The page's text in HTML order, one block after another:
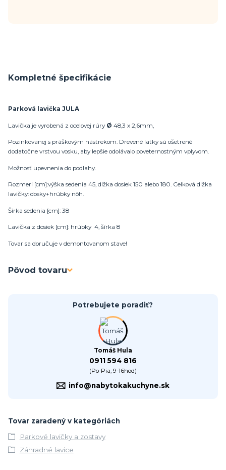
Kompletné špecifikácie
Parková lavička JULA
Lavička je vyrobená z ocelovej rúry Ø 48,3 x 2,6mm,
Pozinkovanej s práškovým nástrekom. Drevené latky sú ošetrené
dodatočne vrstvou vosku, aby lepšie odolávalo poveternostným vplyvom.
Možnosť upevnenia do podlahy.
Rozmeri [cm]:výška sedenia 45, dľžka dosiek 150 alebo 180. Celková dľžka
lavičky: dosky+hrúbky nôh.
Šírka sedenia [cm]: 38
Lavička z dosiek [cm]: hrúbky 4, šírka 8
Tovar sa doručuje v demontovanom stave!
Pôvod tovaru
Potrebujete poradiť?
Tomáš Hula
0911 594 816
(Po-Pia, 9-16hod)
info@nabytokakuchyne.sk
Tovar zaradený v kategóriách
Parkové lavičky a zostavy
Záhradné lavice